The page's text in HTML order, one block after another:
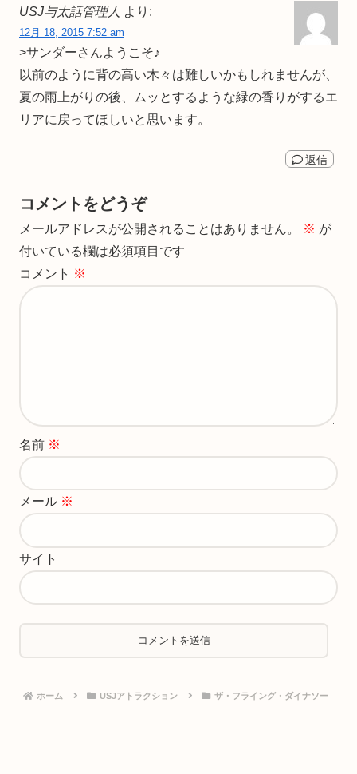
USJ与太話管理人 より:
12月 18, 2015 7:52 am
>サンダーさんようこそ♪
以前のように背の高い木々は難しいかもしれませんが、
夏の雨上がりの後、ムッとするような緑の香りがするエ
リアに戻ってほしいと思います。
返信
コメントをどうぞ
メールアドレスが公開されることはありません。 ※ が
付いている欄は必須項目です
コメント ※
名前 ※
メール ※
サイト
ホーム USJアトラクション ザ・フライング・ダイナソー